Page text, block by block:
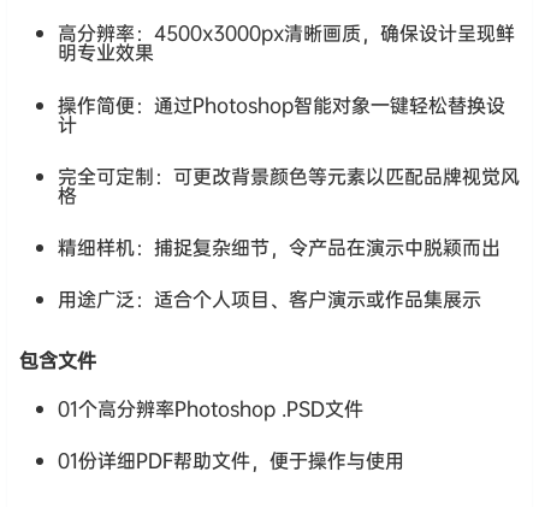
高分辨率：4500x3000px清晰画质，确保设计呈现鲜
明专业效果
操作简便：通过Photoshop智能对象一键轻松替换设
计
完全可定制：可更改背景颜色等元素以匹配品牌视觉风
格
精细样机：捕捉复杂细节，令产品在演示中脱颖而出
用途广泛：适合个人项目、客户演示或作品集展示
包含文件
01个高分辨率Photoshop .PSD文件
01份详细PDF帮助文件，便于操作与使用